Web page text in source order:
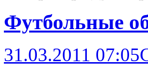
Футбольные
31.03.2011 07:05